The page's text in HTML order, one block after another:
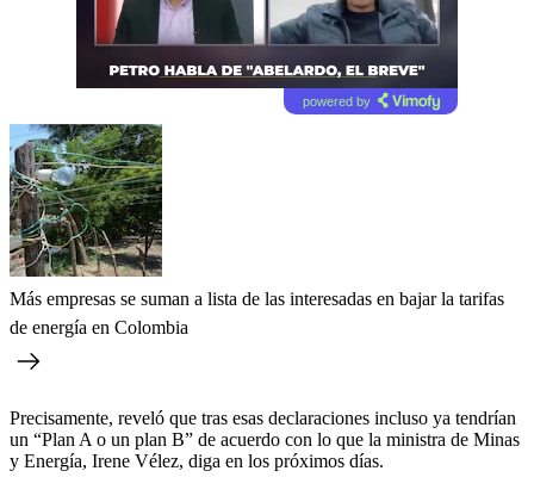
powered by
Más empresas se suman a lista de las interesadas en bajar la tarifas
de energía en Colombia
Precisamente, reveló que tras esas declaraciones incluso ya tendrían
un “Plan A o un plan B” de acuerdo con lo que la ministra de Minas
y Energía, Irene Vélez, diga en los próximos días.